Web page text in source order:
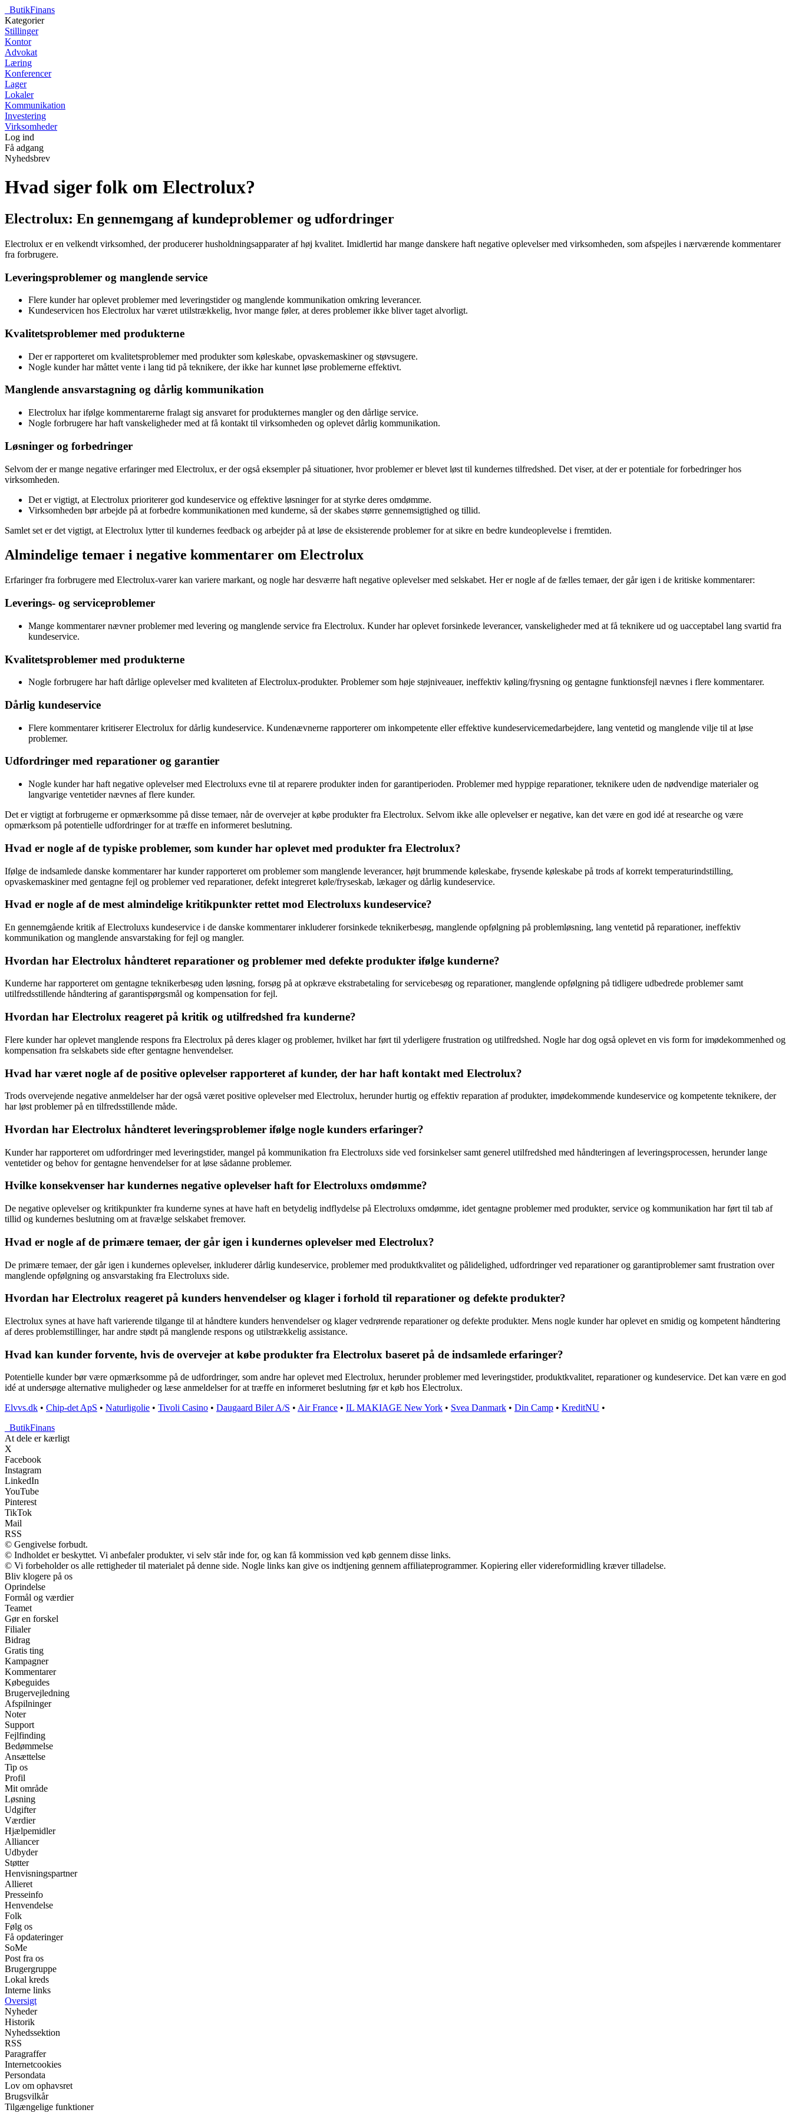
ButikFinans
Kategorier
Stillinger
Kontor
Advokat
Læring
Konferencer
Lager
Lokaler
Kommunikation
Investering
Virksomheder
Log ind
Få adgang
Nyhedsbrev
Hvad siger folk om Electrolux?
Electrolux: En gennemgang af kundeproblemer og udfordringer
Electrolux er en velkendt virksomhed, der producerer husholdningsapparater af høj kvalitet. Imidlertid har mange danskere haft negative oplevelser med virksomheden, som afspejles i nærværende kommentarer
fra forbrugere.
Leveringsproblemer og manglende service
Flere kunder har oplevet problemer med leveringstider og manglende kommunikation omkring leverancer.
Kundeservicen hos Electrolux har været utilstrækkelig, hvor mange føler, at deres problemer ikke bliver taget alvorligt.
Kvalitetsproblemer med produkterne
Der er rapporteret om kvalitetsproblemer med produkter som køleskabe, opvaskemaskiner og støvsugere.
Nogle kunder har måttet vente i lang tid på teknikere, der ikke har kunnet løse problemerne effektivt.
Manglende ansvarstagning og dårlig kommunikation
Electrolux har ifølge kommentarerne fralagt sig ansvaret for produkternes mangler og den dårlige service.
Nogle forbrugere har haft vanskeligheder med at få kontakt til virksomheden og oplevet dårlig kommunikation.
Løsninger og forbedringer
Selvom der er mange negative erfaringer med Electrolux, er der også eksempler på situationer, hvor problemer er blevet løst til kundernes tilfredshed. Det viser, at der er potentiale for forbedringer hos
virksomheden.
Det er vigtigt, at Electrolux prioriterer god kundeservice og effektive løsninger for at styrke deres omdømme.
Virksomheden bør arbejde på at forbedre kommunikationen med kunderne, så der skabes større gennemsigtighed og tillid.
Samlet set er det vigtigt, at Electrolux lytter til kundernes feedback og arbejder på at løse de eksisterende problemer for at sikre en bedre kundeoplevelse i fremtiden.
Almindelige temaer i negative kommentarer om Electrolux
Erfaringer fra forbrugere med Electrolux-varer kan variere markant, og nogle har desværre haft negative oplevelser med selskabet. Her er nogle af de fælles temaer, der går igen i de kritiske kommentarer:
Leverings- og serviceproblemer
Mange kommentarer nævner problemer med levering og manglende service fra Electrolux. Kunder har oplevet forsinkede leverancer, vanskeligheder med at få teknikere ud og uacceptabel lang svartid fra
kundeservice.
Kvalitetsproblemer med produkterne
Nogle forbrugere har haft dårlige oplevelser med kvaliteten af Electrolux-produkter. Problemer som høje støjniveauer, ineffektiv køling/frysning og gentagne funktionsfejl nævnes i flere kommentarer.
Dårlig kundeservice
Flere kommentarer kritiserer Electrolux for dårlig kundeservice. Kundenævnerne rapporterer om inkompetente eller effektive kundeservicemedarbejdere, lang ventetid og manglende vilje til at løse
problemer.
Udfordringer med reparationer og garantier
Nogle kunder har haft negative oplevelser med Electroluxs evne til at reparere produkter inden for garantiperioden. Problemer med hyppige reparationer, teknikere uden de nødvendige materialer og
langvarige ventetider nævnes af flere kunder.
Det er vigtigt at forbrugerne er opmærksomme på disse temaer, når de overvejer at købe produkter fra Electrolux. Selvom ikke alle oplevelser er negative, kan det være en god idé at researche og være
opmærksom på potentielle udfordringer for at træffe en informeret beslutning.
Hvad er nogle af de typiske problemer, som kunder har oplevet med produkter fra Electrolux?
Ifølge de indsamlede danske kommentarer har kunder rapporteret om problemer som manglende leverancer, højt brummende køleskabe, frysende køleskabe på trods af korrekt temperaturindstilling,
opvaskemaskiner med gentagne fejl og problemer ved reparationer, defekt integreret køle/fryseskab, lækager og dårlig kundeservice.
Hvad er nogle af de mest almindelige kritikpunkter rettet mod Electroluxs kundeservice?
En gennemgående kritik af Electroluxs kundeservice i de danske kommentarer inkluderer forsinkede teknikerbesøg, manglende opfølgning på problemløsning, lang ventetid på reparationer, ineffektiv
kommunikation og manglende ansvarstaking for fejl og mangler.
Hvordan har Electrolux håndteret reparationer og problemer med defekte produkter ifølge kunderne?
Kunderne har rapporteret om gentagne teknikerbesøg uden løsning, forsøg på at opkræve ekstrabetaling for servicebesøg og reparationer, manglende opfølgning på tidligere udbedrede problemer samt
utilfredsstillende håndtering af garantispørgsmål og kompensation for fejl.
Hvordan har Electrolux reageret på kritik og utilfredshed fra kunderne?
Flere kunder har oplevet manglende respons fra Electrolux på deres klager og problemer, hvilket har ført til yderligere frustration og utilfredshed. Nogle har dog også oplevet en vis form for imødekommenhed og
kompensation fra selskabets side efter gentagne henvendelser.
Hvad har været nogle af de positive oplevelser rapporteret af kunder, der har haft kontakt med Electrolux?
Trods overvejende negative anmeldelser har der også været positive oplevelser med Electrolux, herunder hurtig og effektiv reparation af produkter, imødekommende kundeservice og kompetente teknikere, der
har løst problemer på en tilfredsstillende måde.
Hvordan har Electrolux håndteret leveringsproblemer ifølge nogle kunders erfaringer?
Kunder har rapporteret om udfordringer med leveringstider, mangel på kommunikation fra Electroluxs side ved forsinkelser samt generel utilfredshed med håndteringen af leveringsprocessen, herunder lange
ventetider og behov for gentagne henvendelser for at løse sådanne problemer.
Hvilke konsekvenser har kundernes negative oplevelser haft for Electroluxs omdømme?
De negative oplevelser og kritikpunkter fra kunderne synes at have haft en betydelig indflydelse på Electroluxs omdømme, idet gentagne problemer med produkter, service og kommunikation har ført til tab af
tillid og kundernes beslutning om at fravælge selskabet fremover.
Hvad er nogle af de primære temaer, der går igen i kundernes oplevelser med Electrolux?
De primære temaer, der går igen i kundernes oplevelser, inkluderer dårlig kundeservice, problemer med produktkvalitet og pålidelighed, udfordringer ved reparationer og garantiproblemer samt frustration over
manglende opfølgning og ansvarstaking fra Electroluxs side.
Hvordan har Electrolux reageret på kunders henvendelser og klager i forhold til reparationer og defekte produkter?
Electrolux synes at have haft varierende tilgange til at håndtere kunders henvendelser og klager vedrørende reparationer og defekte produkter. Mens nogle kunder har oplevet en smidig og kompetent håndtering
af deres problemstillinger, har andre stødt på manglende respons og utilstrækkelig assistance.
Hvad kan kunder forvente, hvis de overvejer at købe produkter fra Electrolux baseret på de indsamlede erfaringer?
Potentielle kunder bør være opmærksomme på de udfordringer, som andre har oplevet med Electrolux, herunder problemer med leveringstider, produktkvalitet, reparationer og kundeservice. Det kan være en god
idé at undersøge alternative muligheder og læse anmeldelser for at træffe en informeret beslutning før et køb hos Electrolux.
Elvvs.dk • Chip-det ApS • Naturligolie • Tivoli Casino • Daugaard Biler A/S • Air France • IL MAKIAGE New York • Svea Danmark • Din Camp • KreditNU •
ButikFinans
At dele er kærligt
X
Facebook
Instagram
LinkedIn
YouTube
Pinterest
TikTok
Mail
RSS
© Gengivelse forbudt.
© Indholdet er beskyttet. Vi anbefaler produkter, vi selv står inde for, og kan få kommission ved køb gennem disse links.
© Vi forbeholder os alle rettigheder til materialet på denne side. Nogle links kan give os indtjening gennem affiliateprogrammer. Kopiering eller videreformidling kræver tilladelse.
Bliv klogere på os
Oprindelse
Formål og værdier
Teamet
Gør en forskel
Filialer
Bidrag
Gratis ting
Kampagner
Kommentarer
Købeguides
Brugervejledning
Afspilninger
Noter
Support
Fejlfinding
Bedømmelse
Ansættelse
Tip os
Profil
Mit område
Løsning
Udgifter
Værdier
Hjælpemidler
Alliancer
Udbyder
Støtter
Henvisningspartner
Allieret
Presseinfo
Henvendelse
Folk
Følg os
Få opdateringer
SoMe
Post fra os
Brugergruppe
Lokal kreds
Interne links
Oversigt
Nyheder
Historik
Nyhedssektion
RSS
Paragraffer
Internetcookies
Persondata
Lov om ophavsret
Brugsvilkår
Tilgængelige funktioner